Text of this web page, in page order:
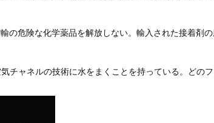
危険な化学薬品を解放しない。輸入された接着剤
ャネルの技術に水をまくことを持っている。どの